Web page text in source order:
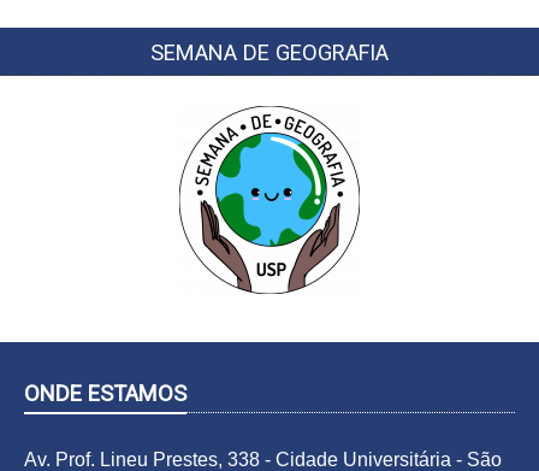
SEMANA DE GEOGRAFIA
ONDE ESTAMOS
Av. Prof. Lineu Prestes, 338 - Cidade Universitária - São